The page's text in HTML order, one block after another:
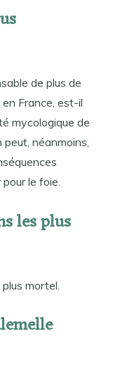
de plus de
France, est-il
mycologique de
néanmoins,
le foie.
les plus
mortel.